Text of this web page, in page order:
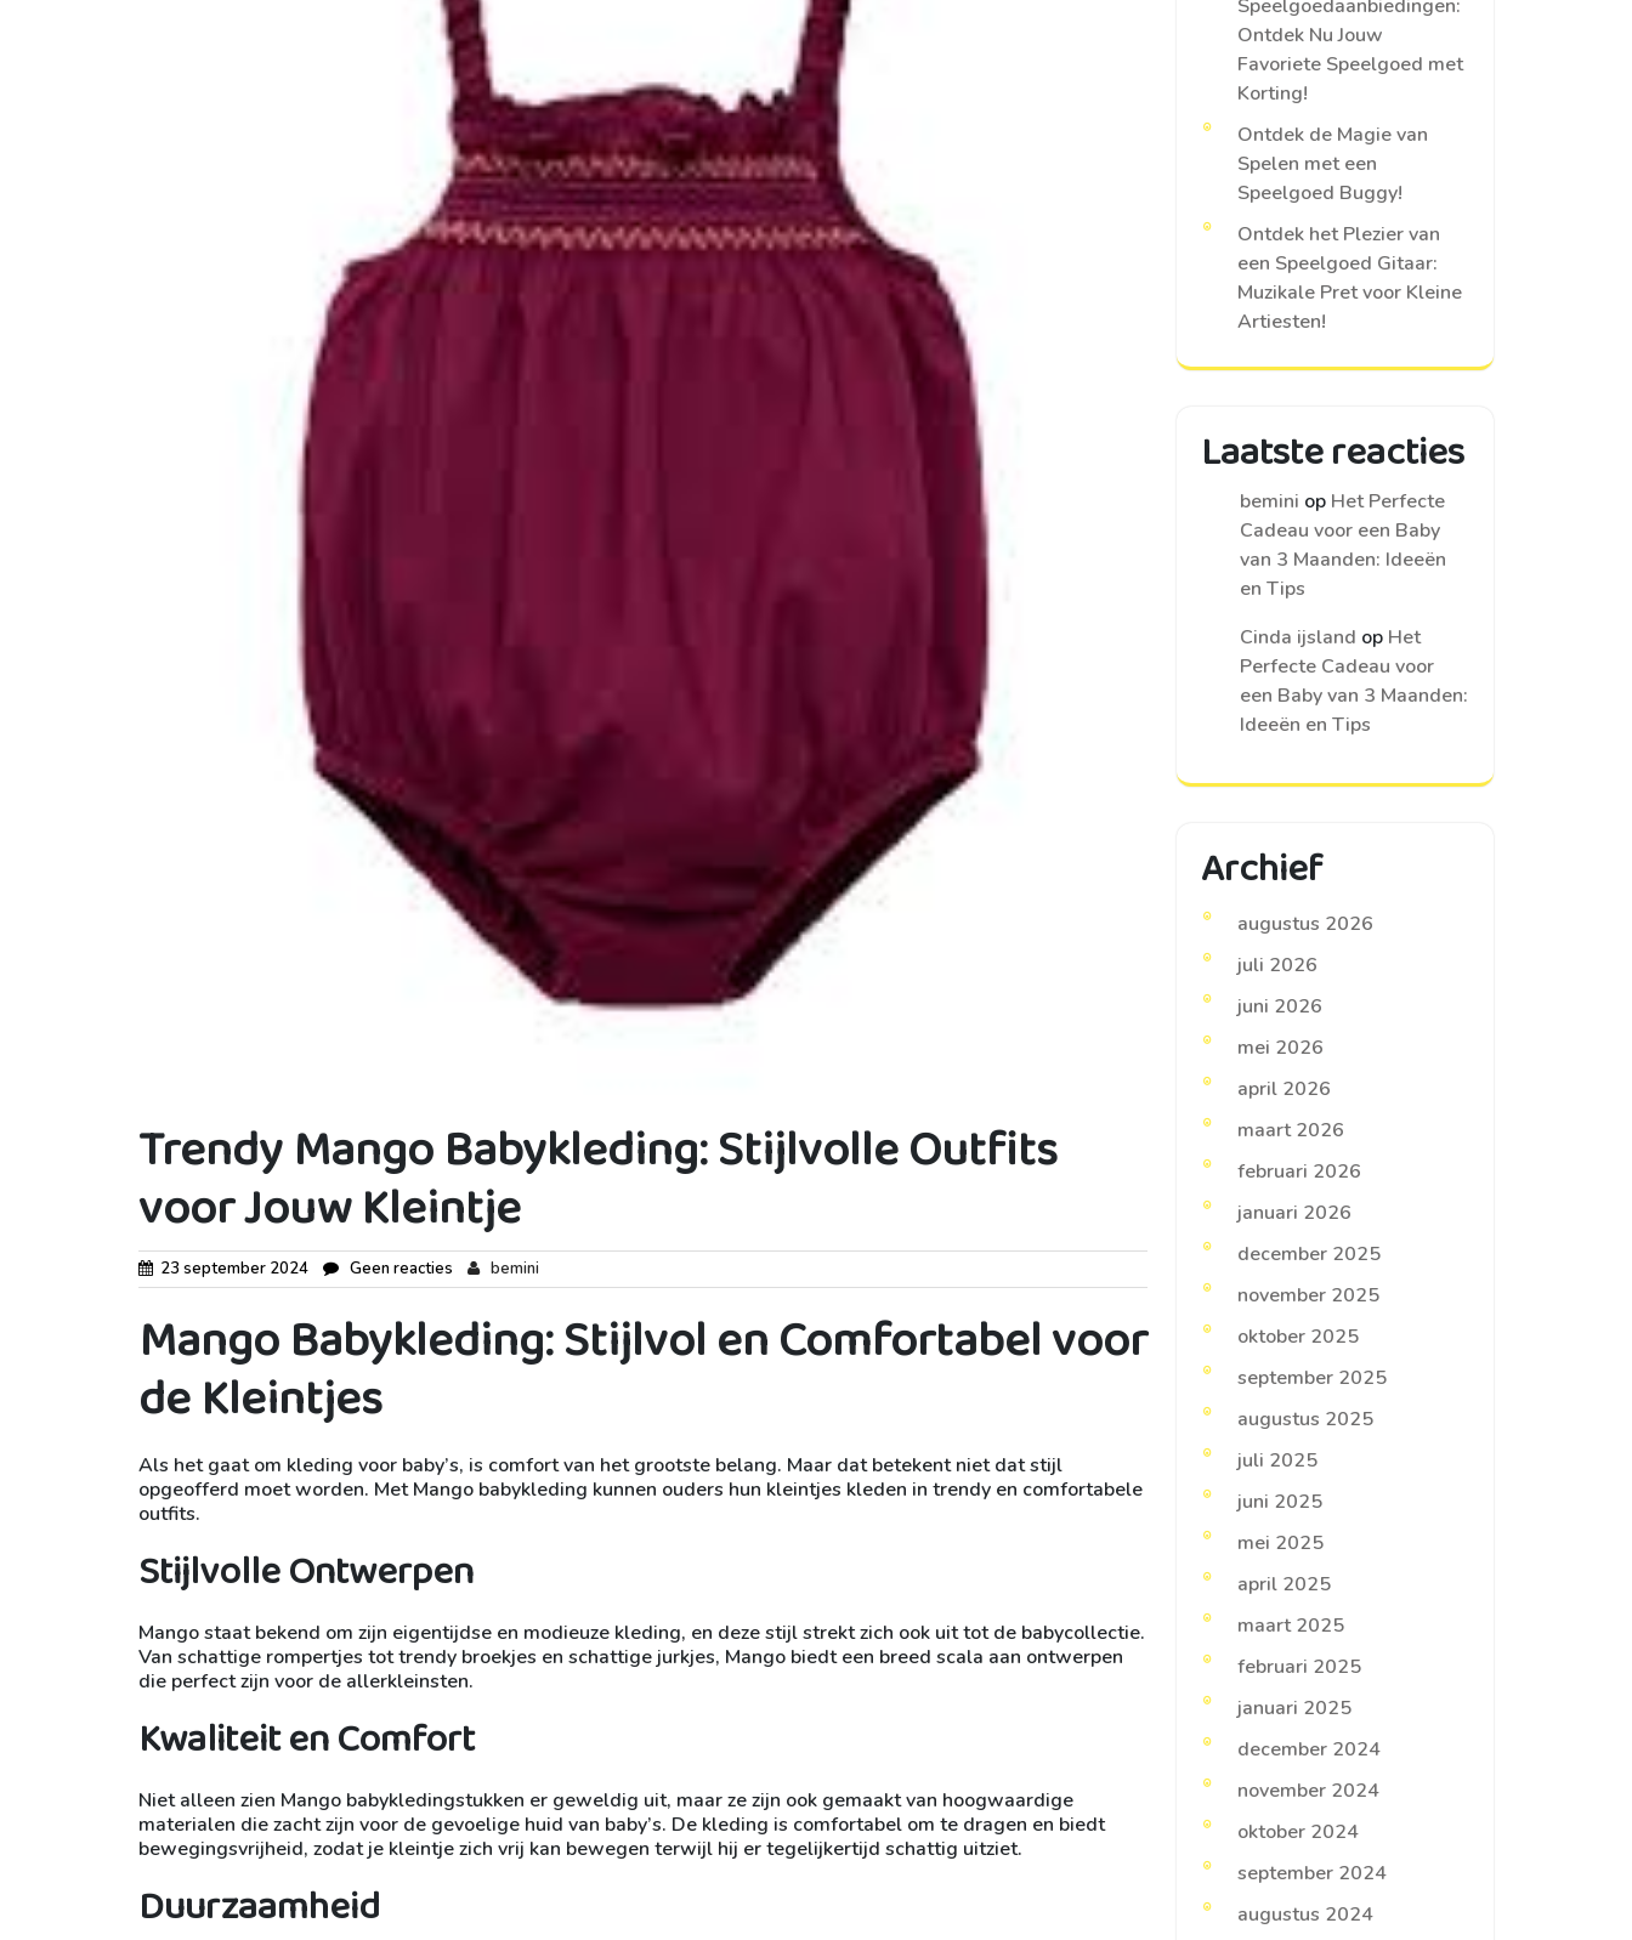
Trendy Mango Babykleding: Stijlvolle Outfits
voor Jouw Kleintje
23 september 2024 Geen reacties bemini
Mango Babykleding: Stijlvol en Comfortabel voor
de Kleintjes
Als het gaat om kleding voor baby’s, is comfort van het grootste belang. Maar dat betekent niet dat stijl
opgeofferd moet worden. Met Mango babykleding kunnen ouders hun kleintjes kleden in trendy en comfortabele
outfits.
Stijlvolle Ontwerpen
Mango staat bekend om zijn eigentijdse en modieuze kleding, en deze stijl strekt zich ook uit tot de babycollectie.
Van schattige rompertjes tot trendy broekjes en schattige jurkjes, Mango biedt een breed scala aan ontwerpen
die perfect zijn voor de allerkleinsten.
Kwaliteit en Comfort
Niet alleen zien Mango babykledingstukken er geweldig uit, maar ze zijn ook gemaakt van hoogwaardige
materialen die zacht zijn voor de gevoelige huid van baby’s. De kleding is comfortabel om te dragen en biedt
bewegingsvrijheid, zodat je kleintje zich vrij kan bewegen terwijl hij er tegelijkertijd schattig uitziet.
Duurzaamheid
Speelgoedaanbiedingen:
Ontdek Nu Jouw
Favoriete Speelgoed met
Korting!
Ontdek de Magie van
Spelen met een
Speelgoed Buggy!
Ontdek het Plezier van
een Speelgoed Gitaar:
Muzikale Pret voor Kleine
Artiesten!
Laatste reacties
bemini op Het Perfecte
Cadeau voor een Baby
van 3 Maanden: Ideeën
en Tips
Cinda ijsland op Het
Perfecte Cadeau voor
een Baby van 3 Maanden:
Ideeën en Tips
Archief
augustus 2026
juli 2026
juni 2026
mei 2026
april 2026
maart 2026
februari 2026
januari 2026
december 2025
november 2025
oktober 2025
september 2025
augustus 2025
juli 2025
juni 2025
mei 2025
april 2025
maart 2025
februari 2025
januari 2025
december 2024
november 2024
oktober 2024
september 2024
augustus 2024